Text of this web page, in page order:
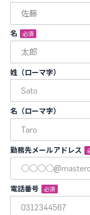
名
姓（ローマ字）
名（ローマ字）
勤務先メールアドレス
電話番号